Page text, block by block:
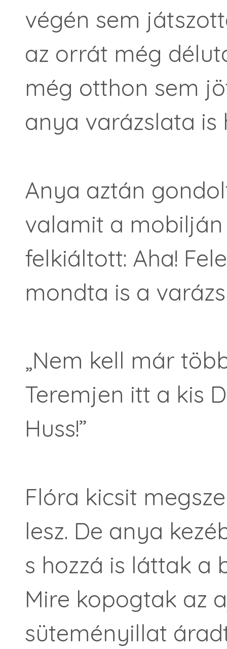
végén sem
az orrát még
még otthon sem
anya varázslata
Anya aztán
valamit a
felkiáltott: Aha!
mondta is a
„Nem kell már
Teremjen itt a kis
Huss!”
Flóra kicsit
lesz. De anya
s hozzá is láttak a
Mire kopogtak az
süteményillat